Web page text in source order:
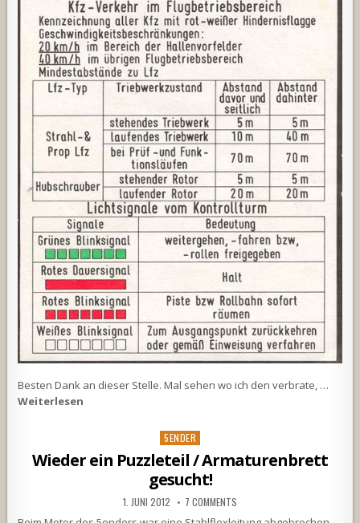
Besten Dank an dieser Stelle. Mal sehen wo ich den verbrate, …
Weiterlesen
Posted
in
5ENDER
Wieder ein Puzzleteil / Armaturenbrett
gesucht!
1. JUNI 2012 7 COMMENTS